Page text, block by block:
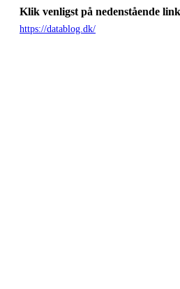
Klik venligst på nedenstående
https://datablog.dk/